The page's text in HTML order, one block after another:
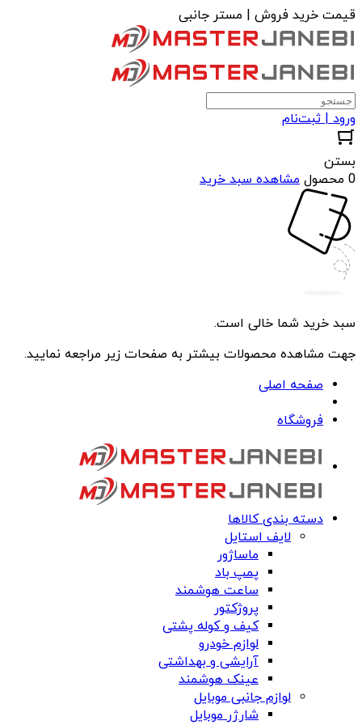
قیمت خرید فروش | مستر جانبی
ورود | ثبت‌نام
بستن
0 محصول
مشاهده سبد خرید
سبد خرید شما خالی است.
جهت مشاهده محصولات بیشتر به صفحات زیر مراجعه نمایید.
صفحه اصلی
فروشگاه
دسته بندی کالاها
لایف استایل
ماساژور
پمپ باد
ساعت هوشمند
پروژکتور
کیف و کوله پشتی
لوازم خودرو
آرایشی و بهداشتی
عینک هوشمند
لوازم جانبی موبایل
شارژر موبایل